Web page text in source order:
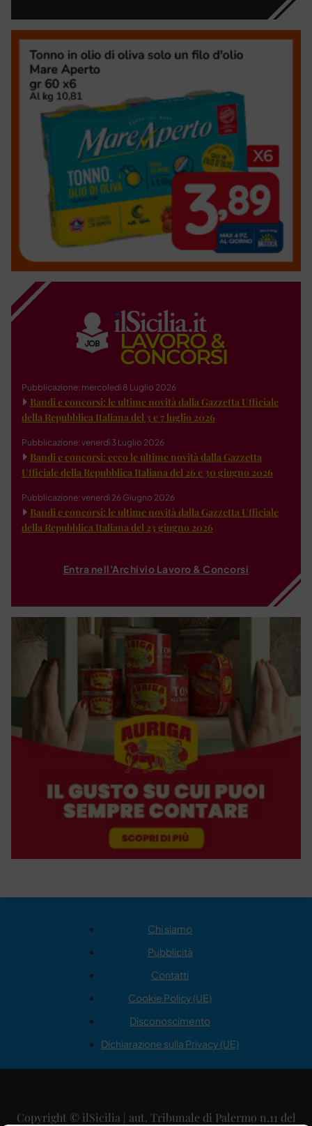
Pubblicazione: mercoledì 8 Luglio 2026
Bandi e concorsi: le ultime novità dalla Gazzetta Ufficiale
della Repubblica Italiana del 3 e 7 luglio 2026
Pubblicazione: venerdì 3 Luglio 2026
Bandi e concorsi: ecco le ultime novità dalla Gazzetta
Ufficiale della Repubblica Italiana del 26 e 30 giugno 2026
Pubblicazione: venerdì 26 Giugno 2026
Bandi e concorsi: le ultime novità dalla Gazzetta Ufficiale
della Repubblica Italiana del 23 giugno 2026
Entra nell'Archivio Lavoro & Concorsi
Chi siamo
Pubblicità
Contatti
Cookie Policy (UE)
Disconoscimento
Dichiarazione sulla Privacy (UE)
Copyright © ilSicilia | aut. Tribunale di Palermo n.11 del